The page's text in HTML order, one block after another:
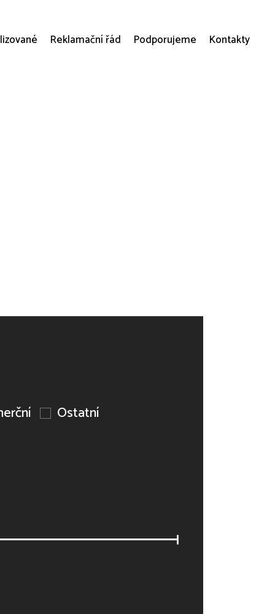
Reklamační řád Podporujeme Kontakty
Ostatní